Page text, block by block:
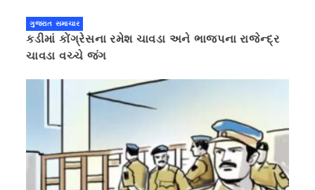
ગુજરાત સમાચાર
કડીમાં કોંગ્રેસના રમેશ ચાવડા અને ભાજપના રાજેન્દ્ર
ચાવડા વચ્ચે જંગ